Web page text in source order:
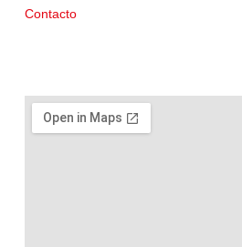
Contacto